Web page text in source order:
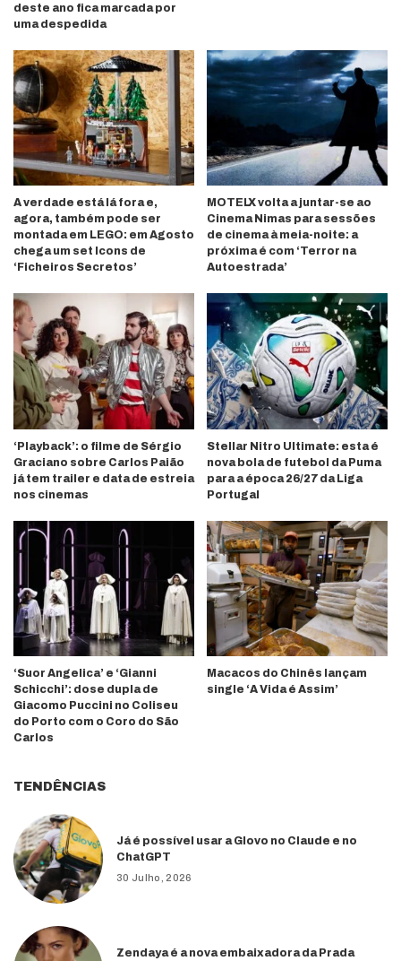
deste ano fica marcada por
uma despedida
A verdade está lá fora e,
agora, também pode ser
montada em LEGO: em Agosto
chega um set Icons de
‘Ficheiros Secretos’
MOTELX volta a juntar-se ao
Cinema Nimas para sessões
de cinema à meia-noite: a
próxima é com ‘Terror na
Autoestrada’
‘Playback’: o filme de Sérgio
Graciano sobre Carlos Paião
já tem trailer e data de estreia
nos cinemas
Stellar Nitro Ultimate: esta é
nova bola de futebol da Puma
para a época 26/27 da Liga
Portugal
‘Suor Angelica’ e ‘Gianni
Schicchi’: dose dupla de
Giacomo Puccini no Coliseu
do Porto com o Coro do São
Carlos
Macacos do Chinês lançam
single ‘A Vida é Assim’
TENDÊNCIAS
Já é possível usar a Glovo no Claude e no
ChatGPT
30 Julho, 2026
Zendaya é a nova embaixadora da Prada